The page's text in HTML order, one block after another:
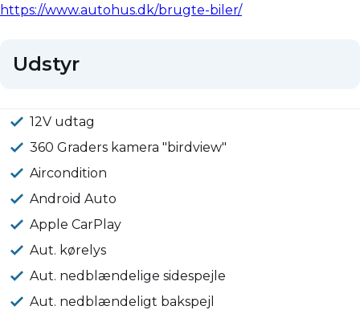
https://www.autohus.dk/brugte-biler/
Udstyr
12V udtag
360 Graders kamera "birdview"
Aircondition
Android Auto
Apple CarPlay
Aut. kørelys
Aut. nedblændelige sidespejle
Aut. nedblændeligt bakspejl